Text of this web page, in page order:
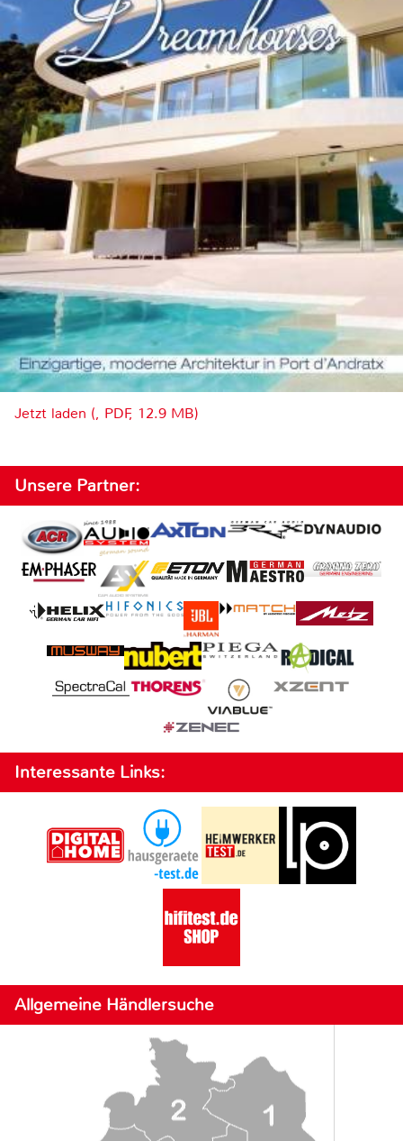
Jetzt laden (, PDF, 12.9 MB)
Unsere Partner:
Interessante Links:
Allgemeine Händlersuche